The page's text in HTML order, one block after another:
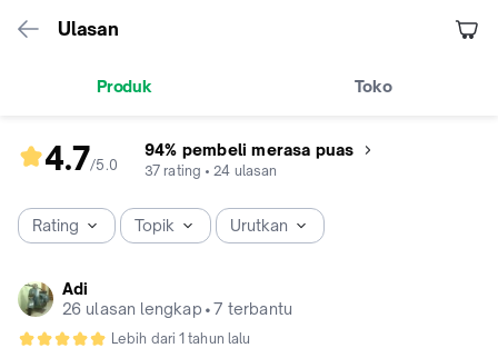
Ulasan
Produk Toko
4.7/5.0
rating
4.7
dari
94% pembeli merasa puas
37 rating • 24 ulasan
Rating Topik Urutkan
Adi
26 ulasan lengkap •7 terbantu
Lebih dari 1 tahun lalu